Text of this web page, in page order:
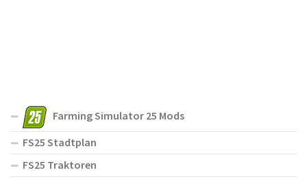
Farming Simulator 25 Mods
FS25 Stadtplan
FS25 Traktoren